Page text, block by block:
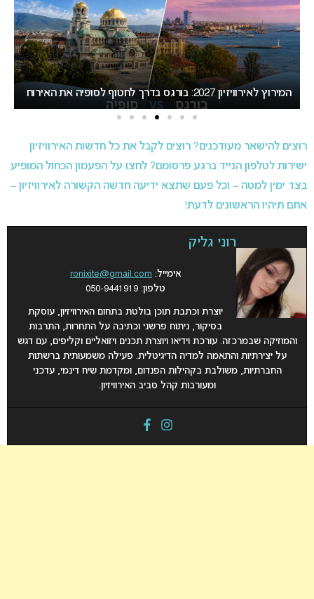
המירוץ לאירוויזיון 2027: בורגס בדרך לחטוף לסופיה את האירוח
רוצים להישאר מעודכנים? רוצים לקבל את כל חדשות האירוויזיון
ישירות לטלפון הנייד ברגע פרסומם? לחצו על הפעמון הכחול המופיע
בצד ימין למטה – וכל פעם שתצא ידיעה חדשה הקשורה לאירוויזיון –
אתם תיהיו הראשונים לדעת!
רוני גליק
אימייל: ronixite@gmail.com
טלפון: 050-9441919
יוצרת וכתבת תוכן בולטת בתחום האירוויזיון, עוסקת
בסיקור, ניתוח פרשני וכתיבה על התחרות, התרבות
והמוזיקה שבמרכזה. עורכת וידיאו ויוצרת תכנים ויזואליים וקליפים, עם דגש
על יצירתיות והתאמה למדיה הדיגיטלית. פעילה משמעותית ברשתות
החברתיות, משולבת בקהילות הפנדום, ומקדמת שיח דינמי, עדכני
ומעורבות קהל סביב האירוויזיון.